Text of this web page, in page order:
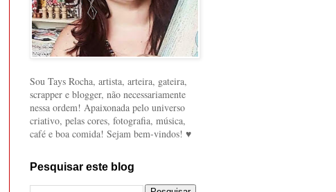
Sou Tays Rocha, artista, arteira, gateira,
scrapper e blogger, não necessariamente
nessa ordem! Apaixonada pelo universo
criativo, pelas cores, fotografia, música,
café e boa comida! Sejam bem-vindos! ♥
Pesquisar este blog